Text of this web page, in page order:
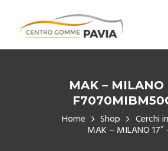
MAK – MILANO
Home Shop Cerchi
MAK – MILANO 17″